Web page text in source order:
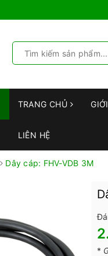
TRANG CHỦ
LIÊN HỆ
Dây cáp: FHV-VDB 3M
*